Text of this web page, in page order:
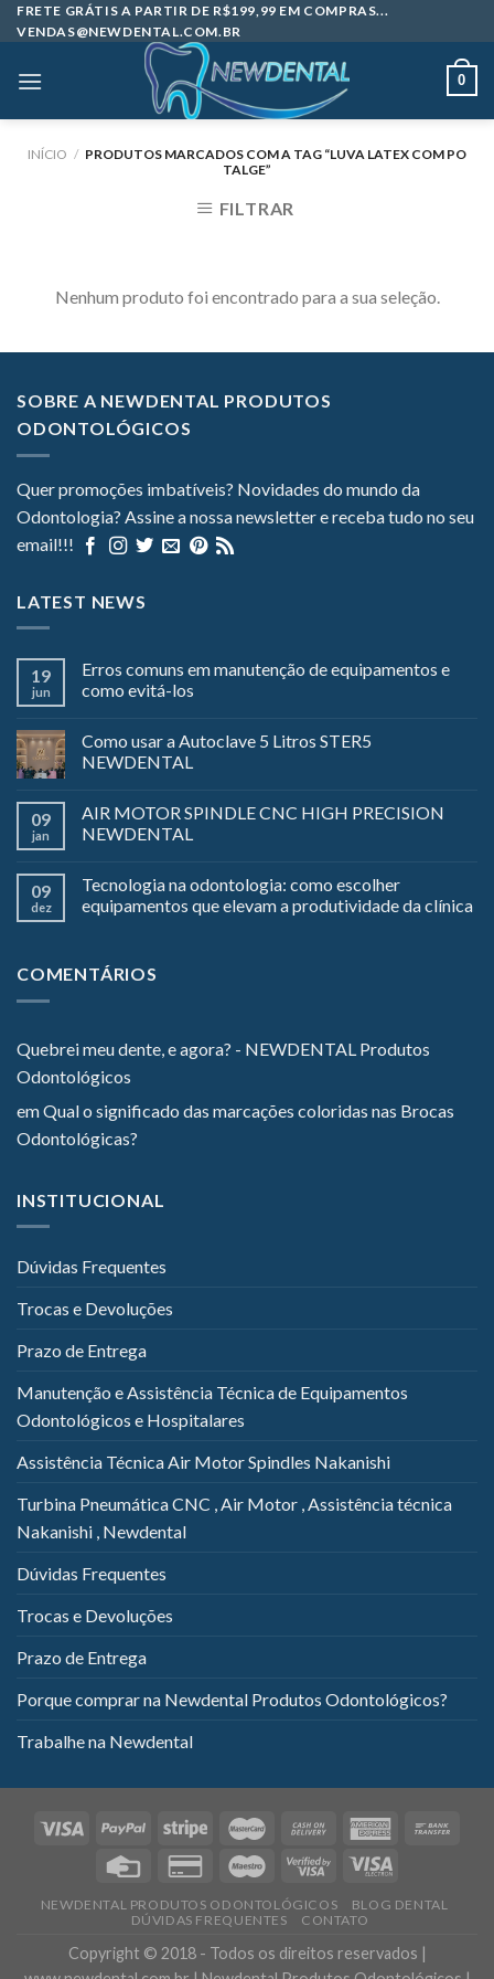
Skip
to
FRETE GRÁTIS A PARTIR DE R$199,99 EM COMPRAS...
VENDAS@NEWDENTAL.COM.BR
0
INÍCIO / PRODUTOS MARCADOS COM A TAG “LUVA LATEX COM PO
TALGE”
FILTRAR
Nenhum produto foi encontrado para a sua seleção.
SOBRE A NEWDENTAL PRODUTOS
ODONTOLÓGICOS
Quer promoções imbatíveis? Novidades do mundo da
Odontologia? Assine a nossa newsletter e receba tudo no seu
email!!!
LATEST NEWS
19
jun
Erros comuns em manutenção de equipamentos e
como evitá-los
Como usar a Autoclave 5 Litros STER5
NEWDENTAL
09
jan
AIR MOTOR SPINDLE CNC HIGH PRECISION
NEWDENTAL
09
dez
Tecnologia na odontologia: como escolher
equipamentos que elevam a produtividade da clínica
COMENTÁRIOS
Quebrei meu dente, e agora? - NEWDENTAL Produtos
Odontológicos
emQual o significado das marcações coloridas nas Brocas
Odontológicas?
INSTITUCIONAL
Dúvidas Frequentes
Trocas e Devoluções
Prazo de Entrega
Manutenção e Assistência Técnica de Equipamentos
Odontológicos e Hospitalares
Assistência Técnica Air Motor Spindles Nakanishi
Turbina Pneumática CNC , Air Motor , Assistência técnica
Nakanishi , Newdental
Dúvidas Frequentes
Trocas e Devoluções
Prazo de Entrega
Porque comprar na Newdental Produtos Odontológicos?
Trabalhe na Newdental
NEWDENTAL PRODUTOS ODONTOLÓGICOS
BLOG DENTAL
DÚVIDAS FREQUENTES
CONTATO
Copyright © 2018 - Todos os direitos reservados |